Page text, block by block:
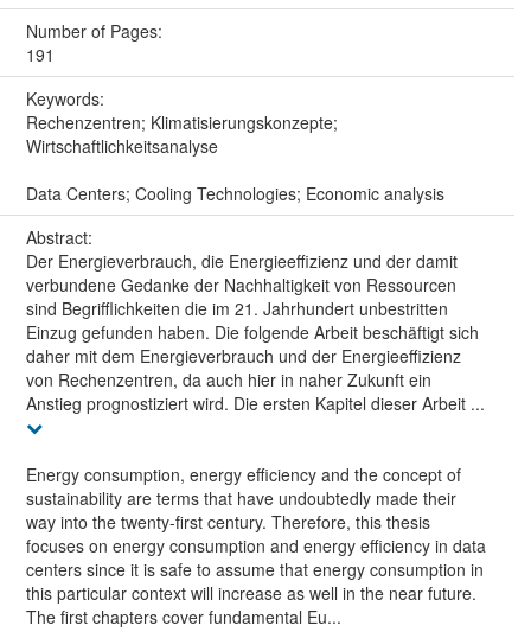
Number of Pages:
191
Keywords:
Rechenzentren; Klimatisierungskonzepte;
Wirtschaftlichkeitsanalyse
Data Centers; Cooling Technologies; Economic analysis
Abstract:
Der Energieverbrauch, die Energieeffizienz und der damit
verbundene Gedanke der Nachhaltigkeit von Ressourcen
sind Begrifflichkeiten die im 21. Jahrhundert unbestritten
Einzug gefunden haben. Die folgende Arbeit beschäftigt sich
daher mit dem Energieverbrauch und der Energieeffizienz
von Rechenzentren, da auch hier in naher Zukunft ein
Anstieg prognostiziert wird. Die ersten Kapitel dieser Arbeit ...
Energy consumption, energy efficiency and the concept of
sustainability are terms that have undoubtedly made their
way into the twenty-first century. Therefore, this thesis
focuses on energy consumption and energy efficiency in data
centers since it is safe to assume that energy consumption in
this particular context will increase as well in the near future.
The first chapters cover fundamental Eu...